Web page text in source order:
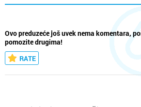
Ovo preduzeće još uvek nema komentara,
pomozite drugima!
RATE